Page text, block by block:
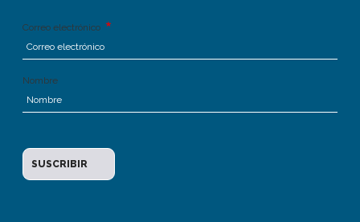
Correo electrónico
Nombre